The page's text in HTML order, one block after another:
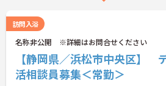
訪問入浴
名称非公開 ※詳細はお問合せください
【静岡県／浜松市中央区】
活相談員募集＜常勤＞